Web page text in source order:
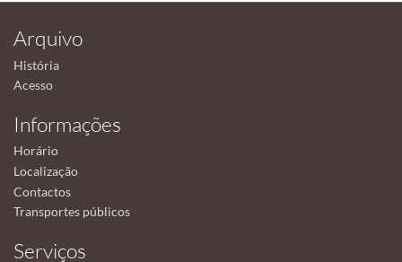
Arquivo
História
Acesso
Informações
Horário
Localização
Contactos
Transportes públicos
Serviços